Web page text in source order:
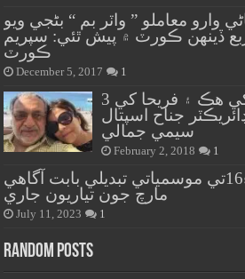
وارو معاملو ” واٽر بم “ بڻجي ويو
ڏينهن ڪورٽ ۾ پيش ٿئي: سپريم
ڪورٽ
December 5, 2017 1
هزار خان بجاراڻي کي هڪ ۽ فريحا کي 3
جناح اسپتال
سيمي جمالي
February 2, 2018 1
ڪراچي ۾ جولاءِ16تي موسمياتي تبديلي بابت آگاهي
مارچ جون تياريون جاري
July 11, 2023 1
Random Posts